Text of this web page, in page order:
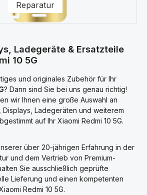
Reparatur
Ladegeräte & Ersatzteile
10 5G
und originales Zubehör für Ihr
? Dann sind Sie bei uns genau richtig!
wir Ihnen eine große Auswahl an
Displays, Ladegeräten und weiterem
auf Ihr Xiaomi Redmi 10 5G.
über 20-jährigen Erfahrung in der
und dem Vertrieb von Premium-
Sie ausschließlich geprüfte
Lieferung und einen kompetenten
Redmi 10 5G.